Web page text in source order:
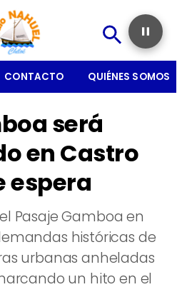
CONTACTO QUIÉNES SOMOS
será
en Castro
espera
Pasaje Gamboa en
históricas de
urbanas anheladas
un hito en el